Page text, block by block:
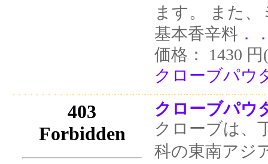
ます。 また
基本香辛料 ．
価格： 1430
クローブパウ
クローブパウ
クローブは、
科の東南アジ